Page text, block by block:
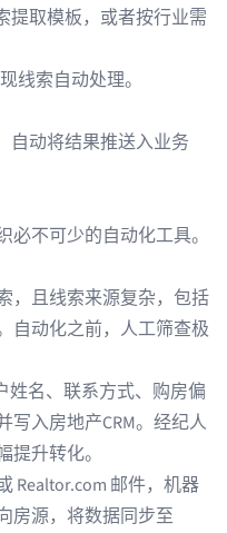
提取模板，或者按行业需
线索自动处理。
自动将结果推送入业务
不可少的自动化工具。
，且线索来源复杂，包括
自动化之前，人工筛查极
姓名、联系方式、购房偏
写入房地产CRM。经纪人
升转化。
Realtor.com 邮件，机器
房源，将数据同步至